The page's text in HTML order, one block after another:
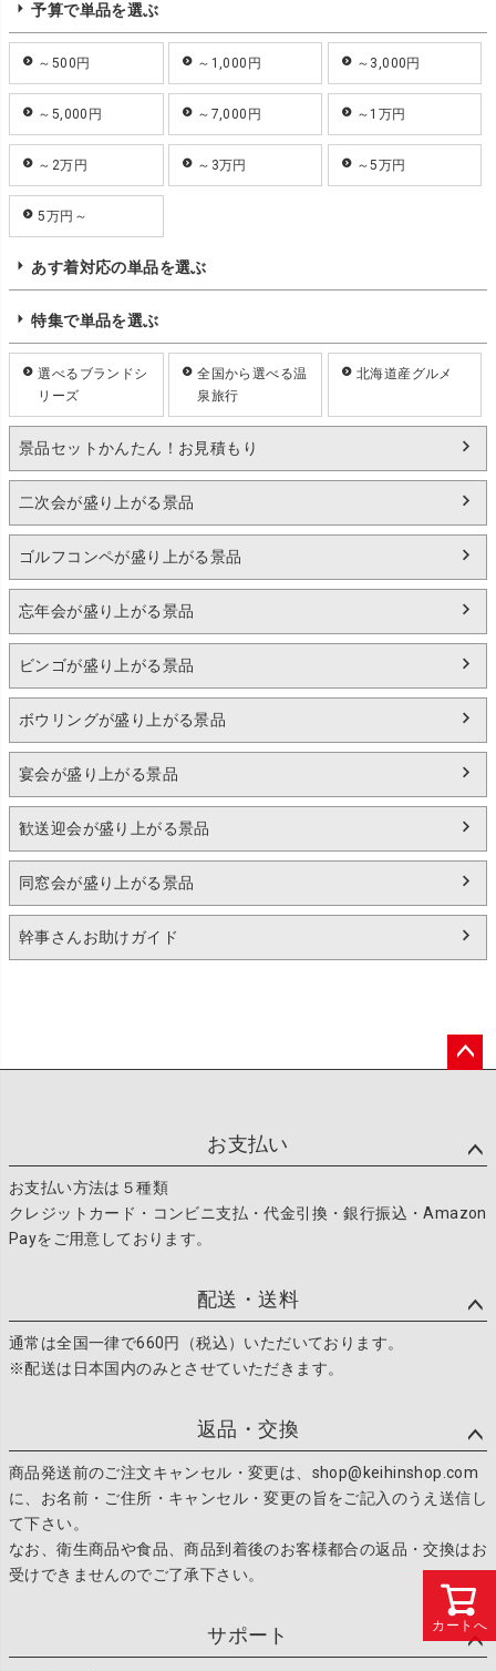
予算で単品を選ぶ
～500円 ～1,000円 ～3,000円
～5,000円 ～7,000円 ～1万円
～2万円 ～3万円 ～5万円
5万円～
あす着対応の単品を選ぶ
特集で単品を選ぶ
選べるブランドシ
リーズ
全国から選べる温
泉旅行
北海道産グルメ
景品セットかんたん！お見積もり
二次会が盛り上がる景品
ゴルフコンペが盛り上がる景品
忘年会が盛り上がる景品
ビンゴが盛り上がる景品
ボウリングが盛り上がる景品
宴会が盛り上がる景品
歓送迎会が盛り上がる景品
同窓会が盛り上がる景品
幹事さんお助けガイド
カートへ
お支払い
お支払い方法は５種類
クレジットカード・コンビニ支払・代金引換・銀行振込・Amazon
Payをご用意しております。
配送・送料
通常は全国一律で660円（税込）いただいております。
※配送は日本国内のみとさせていただきます。
返品・交換
商品発送前のご注文キャンセル・変更は、shop@keihinshop.com
に、お名前・ご住所・キャンセル・変更の旨をご記入のうえ送信し
て下さい。
なお、衛生商品や食品、商品到着後のお客様都合の返品・交換はお
受けできませんのでご了承下さい。
サポート